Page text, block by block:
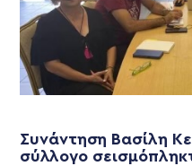
Συνάντηση Βασίλη
σύλλογο